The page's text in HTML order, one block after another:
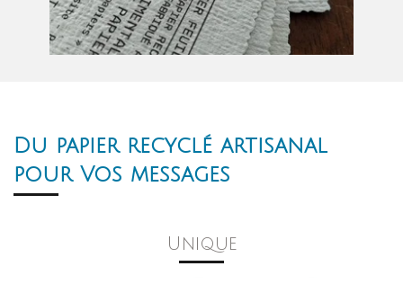
Du papier recyclé artisanal
pour Vos messages
Unique